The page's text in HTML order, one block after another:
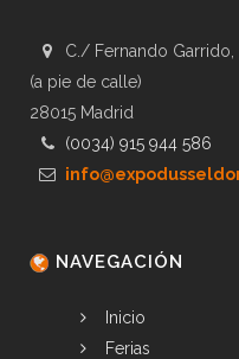
C./ Fernando Garrido,
(a pie de calle)
28015 Madrid
(0034) 915 944 586
NAVEGACIÓN
Inicio
Ferias